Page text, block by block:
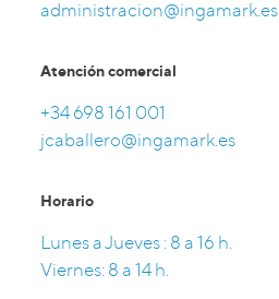
administracion@ingamark.es
Atención comercial
+34 698 161 001
jcaballero@ingamark.es
Horario
Lunes a Jueves : 8 a 16 h.
Viernes: 8 a 14 h.